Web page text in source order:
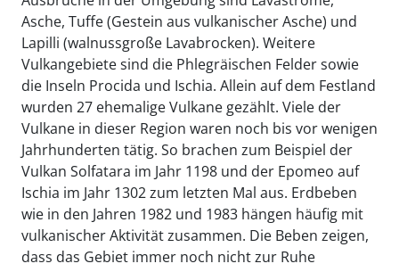
Asche, Tuffe (Gestein aus vulkanischer Asche) und
Lapilli (walnussgroße Lavabrocken). Weitere
Vulkangebiete sind die Phlegräischen Felder sowie
die Inseln Procida und Ischia. Allein auf dem Festland
wurden 27 ehemalige Vulkane gezählt. Viele der
Vulkane in dieser Region waren noch bis vor wenigen
Jahrhunderten tätig. So brachen zum Beispiel der
Vulkan Solfatara im Jahr 1198 und der Epomeo auf
Ischia im Jahr 1302 zum letzten Mal aus. Erdbeben
wie in den Jahren 1982 und 1983 hängen häufig mit
vulkanischer Aktivität zusammen. Die Beben zeigen,
dass das Gebiet immer noch nicht zur Ruhe